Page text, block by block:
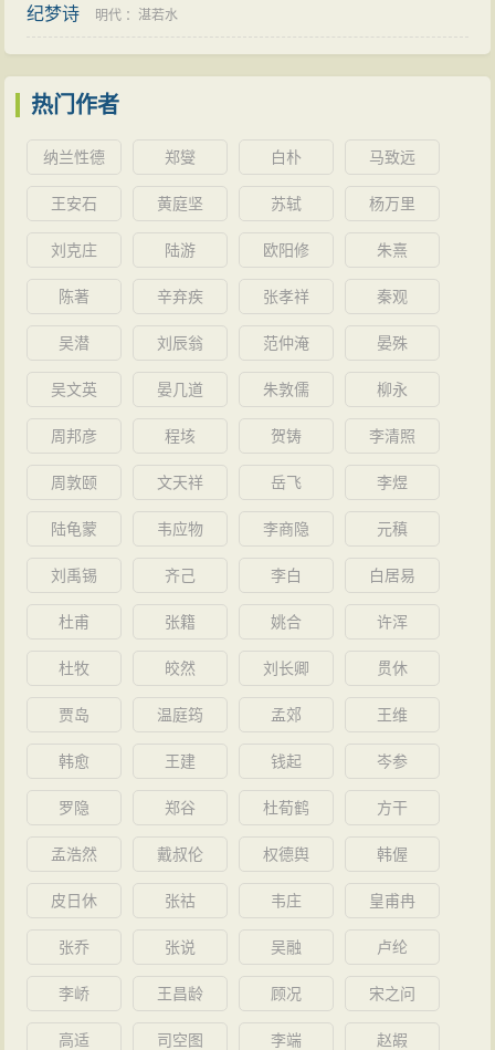
之
纪梦诗 明代 ： 湛若水
热门作者
纳兰性德 郑燮 白朴 马致远
王安石 黄庭坚 苏轼 杨万里
刘克庄 陆游 欧阳修 朱熹
陈著 辛弃疾 张孝祥 秦观
吴潜 刘辰翁 范仲淹 晏殊
吴文英 晏几道 朱敦儒 柳永
周邦彦 程垓 贺铸 李清照
周敦颐 文天祥 岳飞 李煜
陆龟蒙 韦应物 李商隐 元稹
刘禹锡 齐己 李白 白居易
杜甫 张籍 姚合 许浑
杜牧 皎然 刘长卿 贯休
贾岛 温庭筠 孟郊 王维
韩愈 王建 钱起 岑参
罗隐 郑谷 杜荀鹤 方干
孟浩然 戴叔伦 权德舆 韩偓
皮日休 张祜 韦庄 皇甫冉
张乔 张说 吴融 卢纶
李峤 王昌龄 顾况 宋之问
高适 司空图 李端 赵嘏